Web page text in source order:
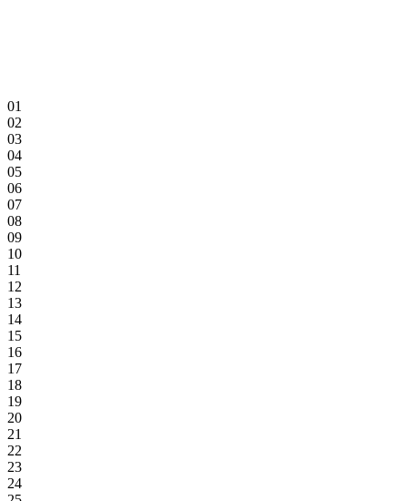
01
02
03
04
05
06
07
08
09
10
11
12
13
14
15
16
17
18
19
20
21
22
23
24